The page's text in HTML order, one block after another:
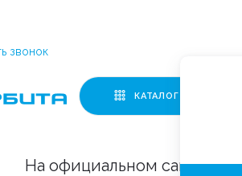
звонок
КАТАЛОГ
На официальном сайте